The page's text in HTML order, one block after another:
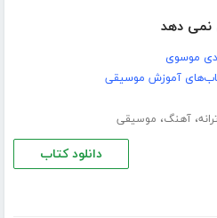
نمی دهد
موسوی
آموزش موسیقی
ترانه،آهنگ، موسیقی
دانلود کتاب